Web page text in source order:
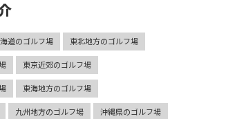
道のゴルフ場 東北地方のゴルフ場
東京近郊のゴルフ場
東海地方のゴルフ場
九州地方のゴルフ場 沖縄県のゴルフ場